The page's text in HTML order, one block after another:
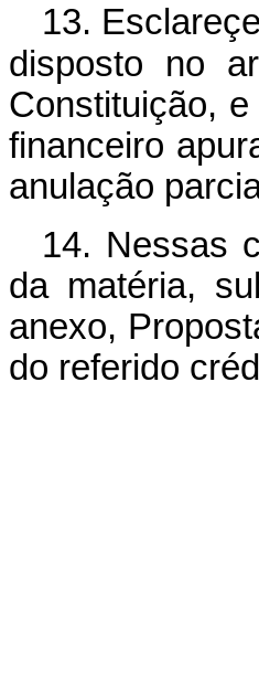
13.
disposto no
Constituição,
financeiro
anulação
14. Nessas
da matéria,
anexo,
do referido